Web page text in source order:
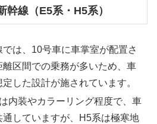
幹線（E5系・H5系）
は、10号車に車掌室が配置さ
区間での乗務が多いため、車
した設計が施されています。
内装やカラーリング程度で、車
していますが、H5系は極寒地